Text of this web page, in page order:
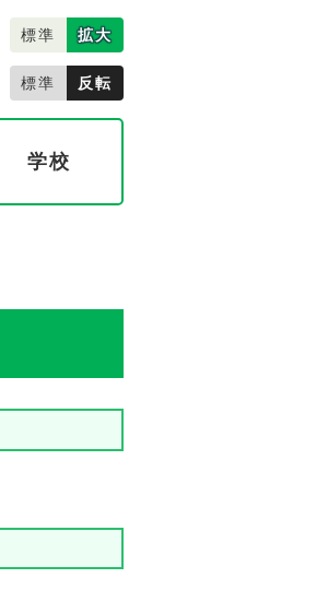
標準 拡大
標準 反転
学校